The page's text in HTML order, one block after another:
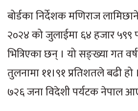
बोर्डका निर्देशक मणिराज
२०२४ को जुलाईमा ६४ हजार ५९९
भित्रिएका छन् । यो सङ्ख्या गत
तुलनामा ११।९१ प्रतिशतले बढी
७२६ जना विदेशी पर्यटक नेपाल